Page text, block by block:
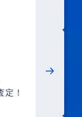
定！